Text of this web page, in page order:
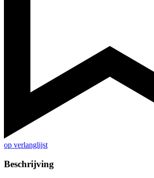
op verlanglijst
Beschrijving